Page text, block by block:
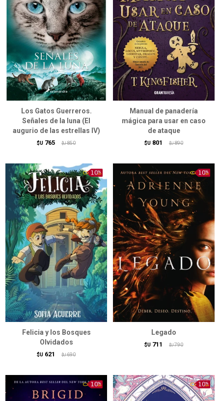
Los Gatos Guerreros.
Señales de la luna (El
augurio de las estrellas IV)
$U 765 $U 850
Manual de panadería
mágica para usar en caso
de ataque
$U 801 $U 890
Felicia y los Bosques
Olvidados
$U 621 $U 690
Legado
$U 711 $U 790